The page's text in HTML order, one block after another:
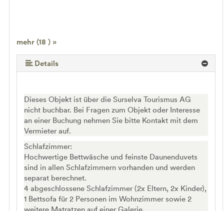
mehr (18 ) »
mehr (18 ) »
mehr (18 ) »
mehr (18 ) »
mehr (18 ) »
mehr (18 ) »
mehr (18 ) »
mehr (18 ) »
mehr (18 ) »
mehr (18 ) »
mehr (18 ) »
mehr (18 ) »
mehr (18 ) »
mehr (18 ) »
mehr (18 ) »
Details
Dieses Objekt ist über die Surselva Tourismus AG
nicht buchbar. Bei Fragen zum Objekt oder Interesse
an einer Buchung nehmen Sie bitte Kontakt mit dem
Vermieter auf.
Schlafzimmer:
Hochwertige Bettwäsche und feinste Daunenduvets
sind in allen Schlafzimmern vorhanden und werden
separat berechnet.
4 abgeschlossene Schlafzimmer (2x Eltern, 2x Kinder),
1 Bettsofa für 2 Personen im Wohnzimmer sowie 2
weitere Matratzen auf einer Galerie.